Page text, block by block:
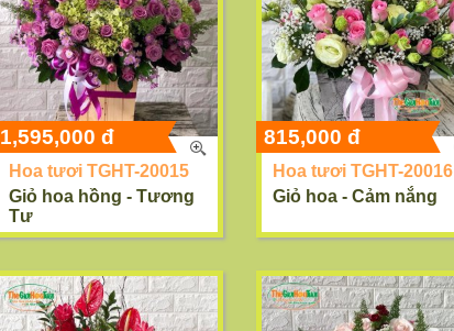
Hoa tươi TGHT-20015
Giỏ hoa hồng - Tương
Tư
1,595,000 đ
Hoa tươi TGHT-20016
Giỏ hoa - Cảm nắng
815,000 đ